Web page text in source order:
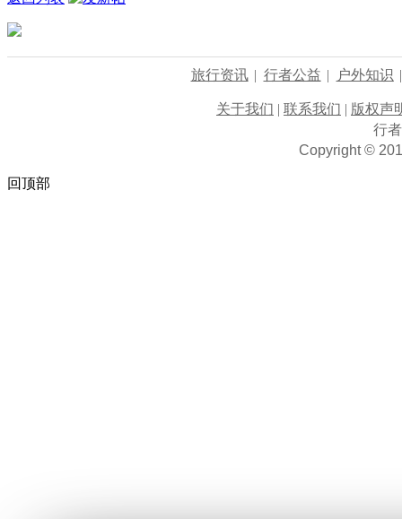
旅行资讯 | 行者公益 | 户外知识
关于我们 | 联系我们 | 版权声
行
Copyright ©
回顶部